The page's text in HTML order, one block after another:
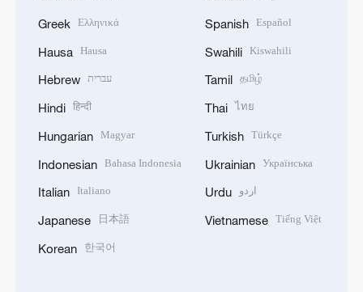
Greek Ελληνικά
Hausa Hausa
Hebrew עברית
Hindi हिन्दी
Hungarian Magyar
Indonesian Bahasa Indonesia
Italian Italiano
Japanese 日本語
Korean 한국어
Spanish Español
Swahili Kiswahili
Tamil தமிழ்
Thai ไทย
Turkish Türkçe
Ukrainian Українська
Urdu اردو
Vietnamese Tiếng Việt